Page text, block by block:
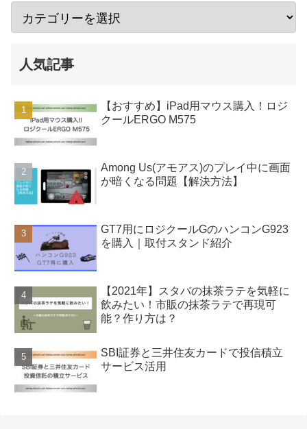
人気記事
【おすすめ】iPad用マウス購入！ロジ
クールERGO M575
Among Us(アモアス)のプレイ中に画面
が暗くなる問題【解決方法】
GT7用にロジクールGのハンコンG923
を購入｜取付スタンド紹介
【2021年】スタバの抹茶ラテを気軽に
飲みたい！市販の抹茶ラテで再現可
能？作り方は？
SBI証券と三井住友カードで投信積立
サービス活用